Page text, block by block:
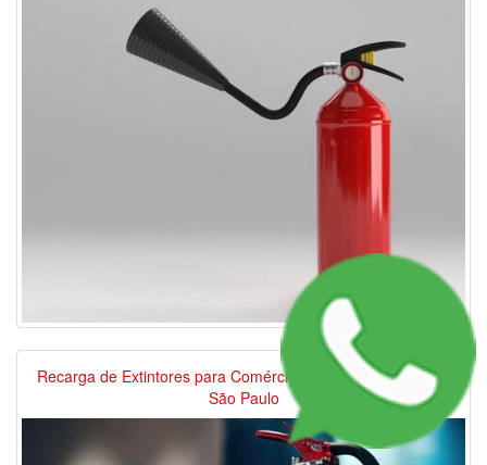
Recarga de Extintores para Comércio próximo ao Centro de
São Paulo